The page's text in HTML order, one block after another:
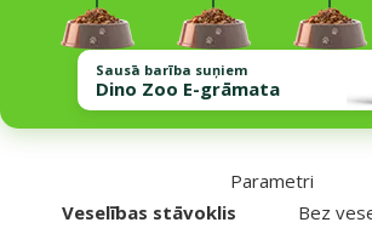
Sausā barība suņiem
Dino Zoo E-grāmata
Parametri
Veselības stāvoklis
Bez